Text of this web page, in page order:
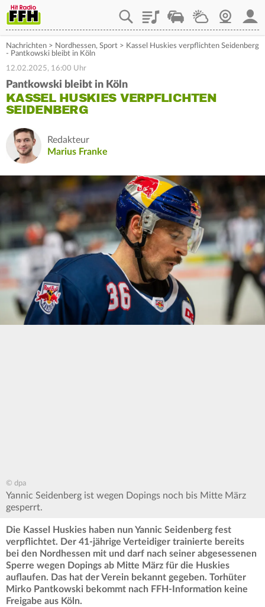
PlaylistStaupilotWetterWebcam
Nachrichten > Nordhessen, Sport > Kassel Huskies verpflichten Seidenberg
- Pantkowski bleibt in Köln
12.02.2025, 16:00 Uhr
Pantkowski bleibt in Köln
KASSEL HUSKIES VERPFLICHTEN
SEIDENBERG
Redakteur
Marius Franke
© dpa
Yannic Seidenberg ist wegen Dopings noch bis Mitte März
gesperrt.
Die Kassel Huskies haben nun Yannic Seidenberg fest
verpflichtet. Der 41-jährige Verteidiger trainierte bereits
bei den Nordhessen mit und darf nach seiner abgesessenen
Sperre wegen Dopings ab Mitte März für die Huskies
auflaufen. Das hat der Verein bekannt gegeben. Torhüter
Mirko Pantkowski bekommt nach FFH-Information keine
Freigabe aus Köln.